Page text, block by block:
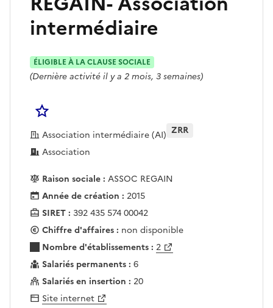
intermédiaire
ÉLIGIBLE À LA CLAUSE SOCIALE
(Dernière activité il y a 2 mois, 3 semaines)
Association intermédiaire (AI)
Association
ZRR
Raison sociale : ASSOC REGAIN
Année de création : 2015
SIRET : 392 435 574 00042
Chiffre d'affaires : non disponible
Nombre d'établissements : 2
Salariés permanents : 6
Salariés en insertion : 20
Site internet